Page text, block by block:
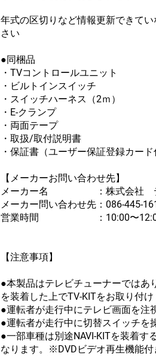
年式の区切りなど情報更新できて
さい
●同梱品
・TVコントロールユニット
・ビルトインスイッチ
・スイッチハーネス（2ｍ）
・E-クランプ
・両面テープ
・取扱/取付説明書
・保証書（ユーザー保証登録カード
【メーカーお問い合わせ先】
メーカー名 ：株式会社 デ
メーカー問い合わせ先：086-445-
営業時間 ：10:00〜12:00/
【注意事項】
●本製品はテレビチューナーではあ
を装着した上でTV-KITをお取り付け
●運転者が走行中にテレビ画面を注
●運転者が走行中に切替スイッチを
●一部車種は別途NAVI-KITを装着
なります。※DVDビデオ再生機能付